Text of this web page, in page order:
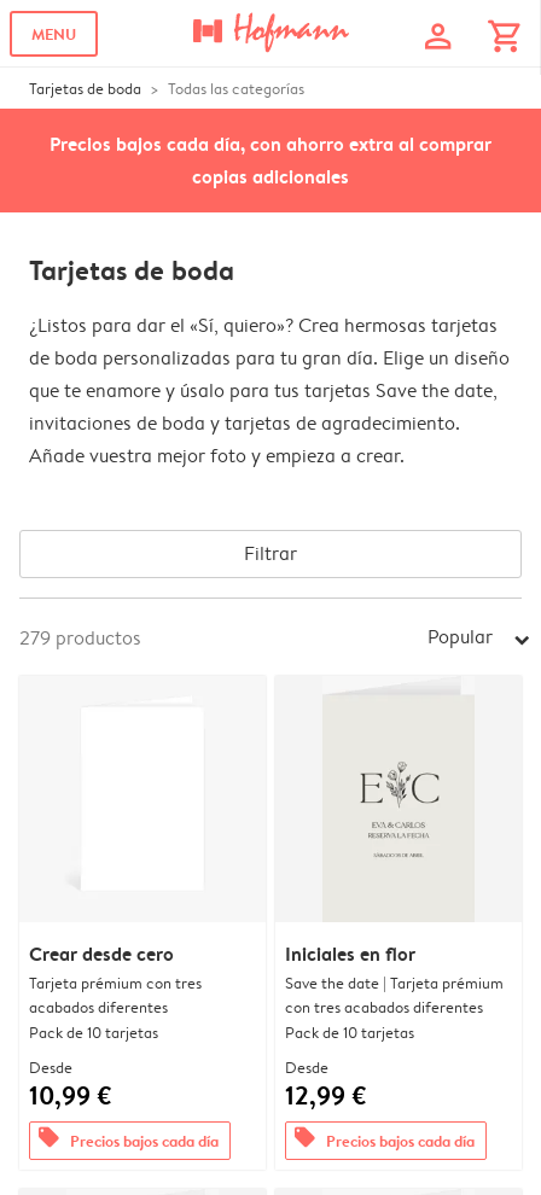
MENU profile shopping_cart
Tarjetas de boda Todas las categorías
Precios bajos cada día, con ahorro extra al comprar
copias adicionales
Tarjetas de boda
¿Listos para dar el «Sí, quiero»? Crea hermosas tarjetas
de boda personalizadas para tu gran día. Elige un diseño
que te enamore y úsalo para tus tarjetas Save the date,
invitaciones de boda y tarjetas de agradecimiento.
Añade vuestra mejor foto y empieza a crear.
Filtrar
279 productos Popular arrow_right
Crear desde cero
Tarjeta prémium con tres
acabados diferentes
Pack de 10 tarjetas
Desde
10,99 €
offers Precios bajos cada día
Iniciales en flor
Save the date | Tarjeta prémium
con tres acabados diferentes
Pack de 10 tarjetas
Desde
12,99 €
offers Precios bajos cada día